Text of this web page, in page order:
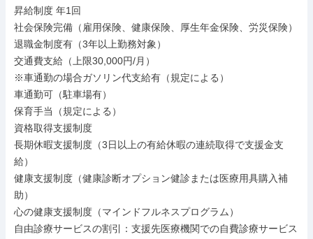
昇給制度 年1回
社会保険完備（雇用保険、健康保険、厚生年金保険、労災保険）
退職金制度有（3年以上勤務対象）
交通費支給（上限30,000円/月）
※車通勤の場合ガソリン代支給有（規定による）
車通勤可（駐車場有）
保育手当（規定による）
資格取得支援制度
長期休暇支援制度（3日以上の有給休暇の連続取得で支援金支
給）
健康支援制度（健康診断オプション健診または医療用具購入補
助）
心の健康支援制度（マインドフルネスプログラム）
自由診療サービスの割引：支援先医療機関での自費診療サービス